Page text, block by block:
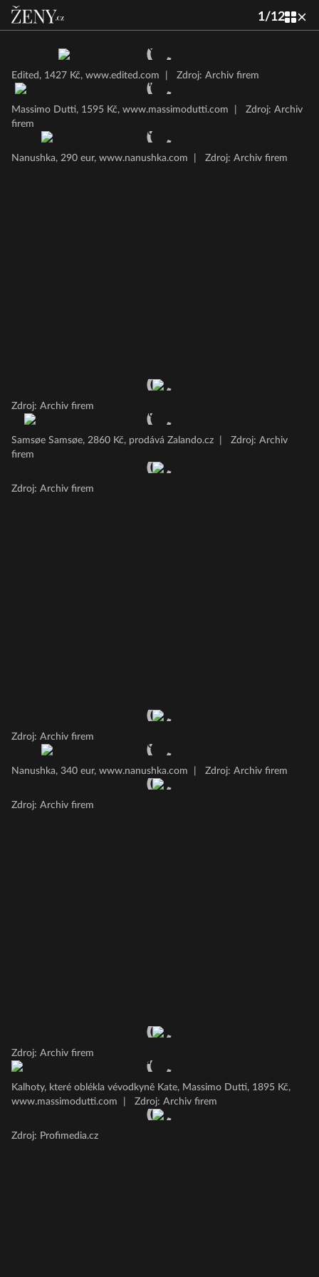
1/12
Edited, 1427 Kč, www.edited.com Zdroj: Archiv firem
Massimo Dutti, 1595 Kč, www.massimodutti.com
Zdroj: Archiv
firem
Nanushka, 290 eur, www.nanushka.com Zdroj: Archiv firem
Zdroj: Archiv firem
Samsøe Samsøe, 2860 Kč, prodává Zalando.cz
Zdroj: Archiv
firem
Zdroj: Archiv firem
Zdroj: Archiv firem
Nanushka, 340 eur, www.nanushka.com Zdroj: Archiv firem
Zdroj: Archiv firem
Zdroj: Archiv firem
Kalhoty, které oblékla vévodkyně Kate, Massimo Dutti, 1895 Kč,
www.massimodutti.com
Zdroj: Archiv firem
Zdroj: Profimedia.cz